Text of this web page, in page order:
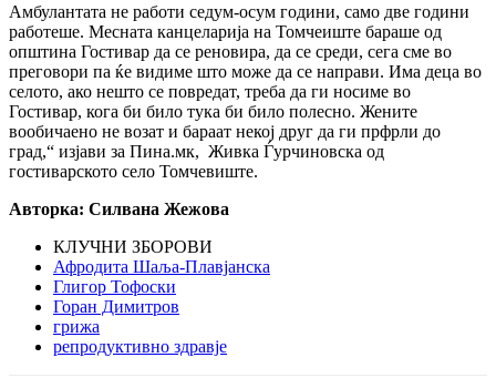
Амбулантата не работи седум-осум години, само две години
работеше. Месната канцеларија на Томчеиште бараше од
општина Гостивар да се реновира, да се среди, сега сме во
преговори па ќе видиме што може да се направи. Има деца во
селото, ако нешто се повредат, треба да ги носиме во
Гостивар, кога би било тука би било полесно. Жените
вообичаено не возат и бараат некој друг да ги прфрли до
град,“ изјави за Пина.мк, Живка Ѓурчиновска од
гостиварското село Томчевиште.
Авторка: Силвана Жежова
КЛУЧНИ ЗБОРОВИ
Афродита Шаља-Плавјанска
Глигор Тофоски
Горан Димитров
грижа
репродуктивно здравје